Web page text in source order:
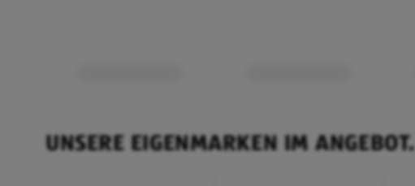
UNSERE EIGENMARKEN IM ANGEBOT.